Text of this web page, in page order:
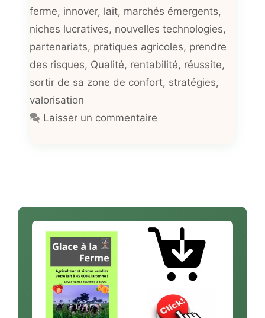
ferme, innover, lait, marchés émergents,
niches lucratives, nouvelles technologies,
partenariats, pratiques agricoles, prendre
des risques, Qualité, rentabilité, réussite,
sortir de sa zone de confort, stratégies,
valorisation
Laisser un commentaire